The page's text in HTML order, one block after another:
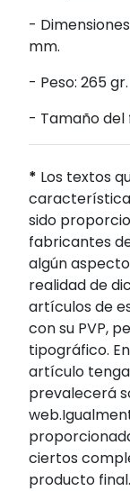
-
mm.
- Peso: 265 gr.
- Tamaño del
* Los textos
sido
fabricantes
algún
realidad de
artículos de
con su PVP,
tipográfico.
artículo
prevalecerá
ciertos
producto final.